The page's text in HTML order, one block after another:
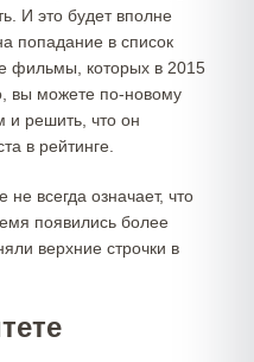
И это будет вполне
попадание в список
фильмы, которых в 2015
вы можете по-новому
и решить, что он
в рейтинге.
не всегда означает, что
появились более
верхние строчки в